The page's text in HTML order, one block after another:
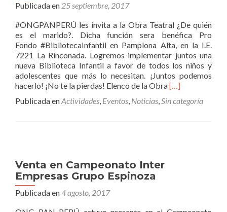
Publicada en 25 septiembre, 2017
#ONGPANPERÚ les invita a la Obra Teatral ¿De quién
es el marido?. Dicha función sera benéfica Pro
Fondo #BibliotecaInfantil en Pamplona Alta, en la I.E.
7221 La Rinconada. Logremos implementar juntos una
nueva Biblioteca Infantil a favor de todos los niños y
adolescentes que más lo necesitan. ¡Juntos podemos
hacerlo! ¡No te la pierdas! Elenco de la ObraLeer
Teatral
[…]
Publicada enActividades, Eventos, Noticias,Sin categoría
Venta en Campeonato Inter
Empresas Grupo Espinoza
Publicada en4 agosto, 2017